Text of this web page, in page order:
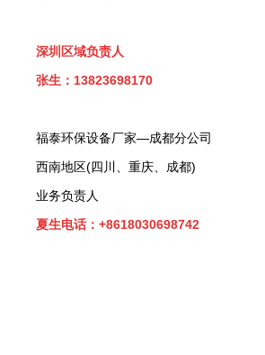
深圳区域负责人
张生：13823698170
福泰环保设备厂家—成都分公司
西南地区(四川、重庆、成都)
业务负责人
夏生电话：+8618030698742